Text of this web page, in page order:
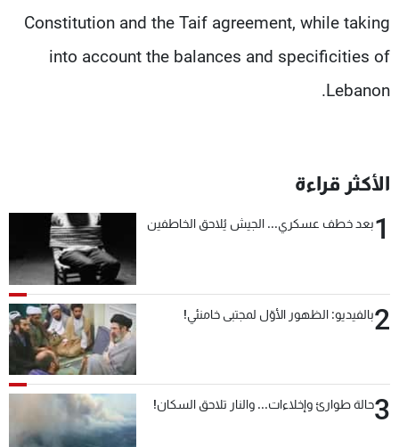
Constitution and the Taif agreement, while taking
into account the balances and specificities of
Lebanon.
الأكثر قراءة
1بعد خطف عسكري... الجيش يُلاحق الخاطفين
2بالفيديو: الظهور الأوّل لمجتبى خامنئي!
3حالة طوارئ وإخلاءات... والنار تلاحق السكان!